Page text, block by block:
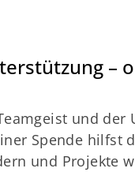
–
und der
Spende hilfst
und Projekte